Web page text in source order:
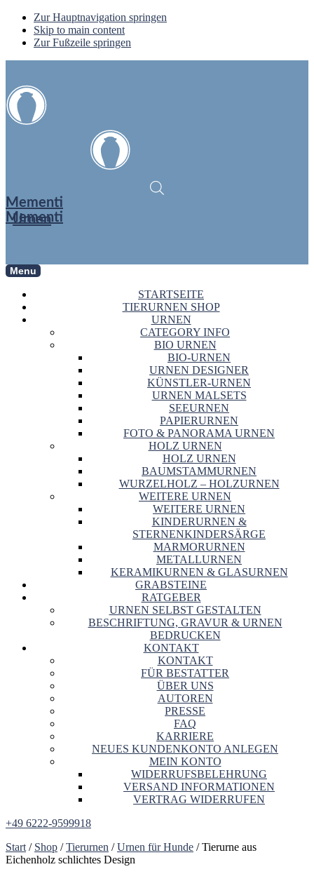
Zur Hauptnavigation springen
Skip to main content
Zur Fußzeile springen
Mementi
Urnen
Mementi
Menu
STARTSEITE
TIERURNEN SHOP
URNEN
CATEGORY INFO
BIO URNEN
BIO-URNEN
URNEN DESIGNER
KÜNSTLER-URNEN
URNEN MALSETS
SEEURNEN
PAPIERURNEN
FOTO & PANORAMA URNEN
HOLZ URNEN
HOLZ URNEN
BAUMSTAMMURNEN
WURZELHOLZ – HOLZURNEN
WEITERE URNEN
WEITERE URNEN
KINDERURNEN &
STERNENKINDERSÄRGE
MARMORURNEN
METALLURNEN
KERAMIKURNEN & GLASURNEN
GRABSTEINE
RATGEBER
URNEN SELBST GESTALTEN
BESCHRIFTUNG, GRAVUR & URNEN
BEDRUCKEN
KONTAKT
KONTAKT
FÜR BESTATTER
ÜBER UNS
AUTOREN
PRESSE
FAQ
KARRIERE
NEUES KUNDENKONTO ANLEGEN
MEIN KONTO
WIDERRUFSBELEHRUNG
VERSAND INFORMATIONEN
VERTRAG WIDERRUFEN
+49 6222-9599918
Start / Shop /Tierurnen /Urnen für Hunde / Tierurne aus
Eichenholz schlichtes Design